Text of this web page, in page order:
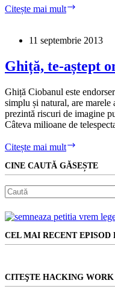
Citește mai mult
angajat
o
altă
11 septembrie 2013
Ghiță, te-aștept
Ghiță Ciobanul este
simplu și natural, are marele
prezintă riscuri de imagine
Câteva milioane de
Citește mai mult
aștept
online
lângă
oiță
CINE CAUTĂ GĂSEȘTE
Niciun
CEL MAI RECENT
CITEŞTE HACKING WORK